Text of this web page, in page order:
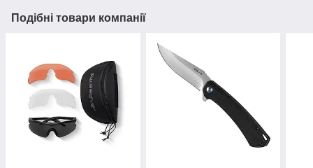
Подібні товари компанії